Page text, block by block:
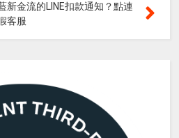
新金流的LINE扣款通知？點連
客服